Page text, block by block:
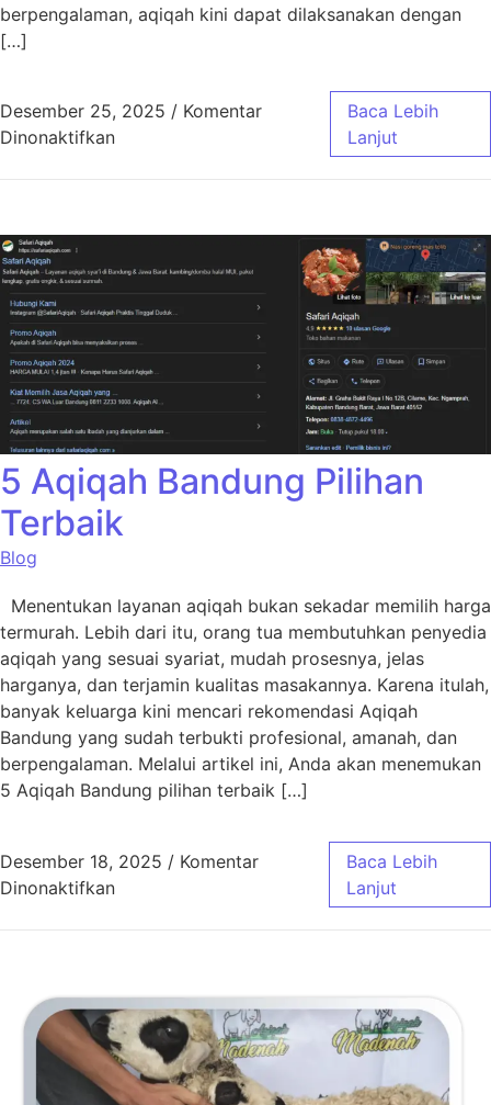
berpengalaman, aqiqah kini dapat dilaksanakan dengan
[…]
Desember 25, 2025 / Komentar
Dinonaktifkanpada Aqiqah Bandung Jasa Masak
Baca Lebih
Lanjut
5 Aqiqah Bandung Pilihan
Terbaik
Blog
Menentukan layanan aqiqah bukan sekadar memilih harga
termurah. Lebih dari itu, orang tua membutuhkan penyedia
aqiqah yang sesuai syariat, mudah prosesnya, jelas
harganya, dan terjamin kualitas masakannya. Karena itulah,
banyak keluarga kini mencari rekomendasi Aqiqah
Bandung yang sudah terbukti profesional, amanah, dan
berpengalaman. Melalui artikel ini, Anda akan menemukan
5 Aqiqah Bandung pilihan terbaik […]
Desember 18, 2025 / Komentar
Dinonaktifkanpada 5 Aqiqah Bandung Pilihan Terbaik
Baca Lebih
Lanjut